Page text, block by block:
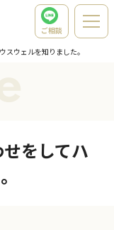
ご相談
スウェルを知りました。
せをしてハ